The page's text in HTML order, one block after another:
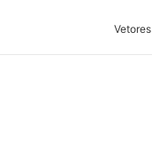
Vetores